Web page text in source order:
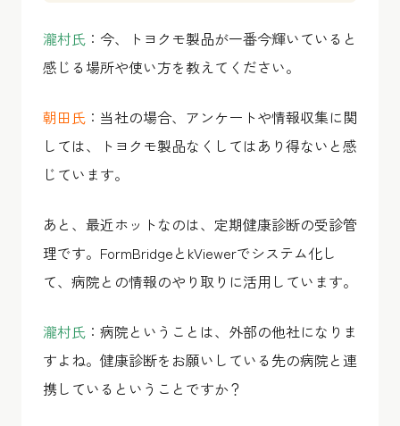
瀧村氏 ：今、トヨクモ製品が一番今輝いていると
感じる場所や使い方を教えてください。
朝田氏 ：当社の場合、アンケートや情報収集に関
しては、トヨクモ製品なくしてはあり得ないと感
じています。
あと、最近ホットなのは、定期健康診断の受診管
理です。FormBridgeとkViewerでシステム化し
て、病院との情報のやり取りに活用しています。
瀧村氏 ：病院ということは、外部の他社になりま
すよね。健康診断をお願いしている先の病院と連
携しているということですか？